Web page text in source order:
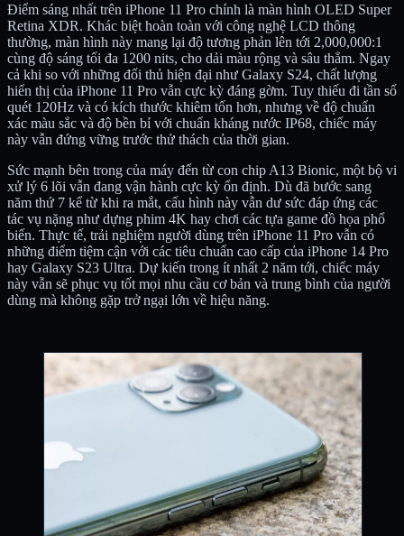
Điểm sáng nhất trên iPhone 11 Pro chính là màn hình OLED Super
Retina XDR. Khác biệt hoàn toàn với công nghệ LCD thông
thường, màn hình này mang lại độ tương phản lên tới 2,000,000:1
cùng độ sáng tối đa 1200 nits, cho dải màu rộng và sâu thẳm. Ngay
cả khi so với những đối thủ hiện đại như Galaxy S24, chất lượng
hiển thị của iPhone 11 Pro vẫn cực kỳ đáng gờm. Tuy thiếu đi tần số
quét 120Hz và có kích thước khiêm tốn hơn, nhưng về độ chuẩn
xác màu sắc và độ bền bỉ với chuẩn kháng nước IP68, chiếc máy
này vẫn đứng vững trước thử thách của thời gian.
Sức mạnh bên trong của máy đến từ con chip A13 Bionic, một bộ vi
xử lý 6 lõi vẫn đang vận hành cực kỳ ổn định. Dù đã bước sang
năm thứ 7 kể từ khi ra mắt, cấu hình này vẫn dư sức đáp ứng các
tác vụ nặng như dựng phim 4K hay chơi các tựa game đồ họa phổ
biến. Thực tế, trải nghiệm người dùng trên iPhone 11 Pro vẫn có
những điểm tiệm cận với các tiêu chuẩn cao cấp của iPhone 14 Pro
hay Galaxy S23 Ultra. Dự kiến trong ít nhất 2 năm tới, chiếc máy
này vẫn sẽ phục vụ tốt mọi nhu cầu cơ bản và trung bình của người
dùng mà không gặp trở ngại lớn về hiệu năng.